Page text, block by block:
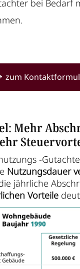
bei Bedarf
zum
Mehr
-
Nutzungsdauer
jährliche
Vorteile